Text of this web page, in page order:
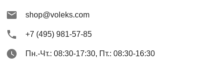
shop@voleks.com
+7 (495) 981-57-85
Пн.-Чт.: 08:30-17:30, Пт.: 08:30-16:30